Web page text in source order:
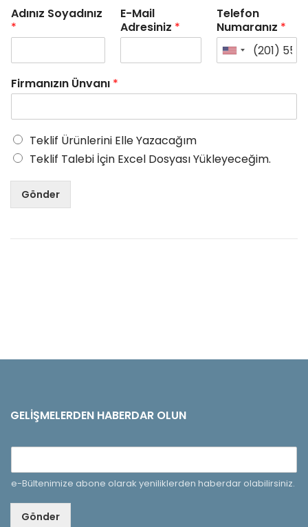
Adınız Soyadınız
*
E-Mail
Adresiniz *
Telefon
Numaranız *
Firmanızın Ünvanı *
Teklif Ürünlerini Elle Yazacağım
Teklif Talebi İçin Excel Dosyası Yükleyeceğim.
Gönder
GELIŞMELERDEN HABERDAR OLUN
e-Bültenimize abone olarak yeniliklerden haberdar olabilirsiniz.
Gönder